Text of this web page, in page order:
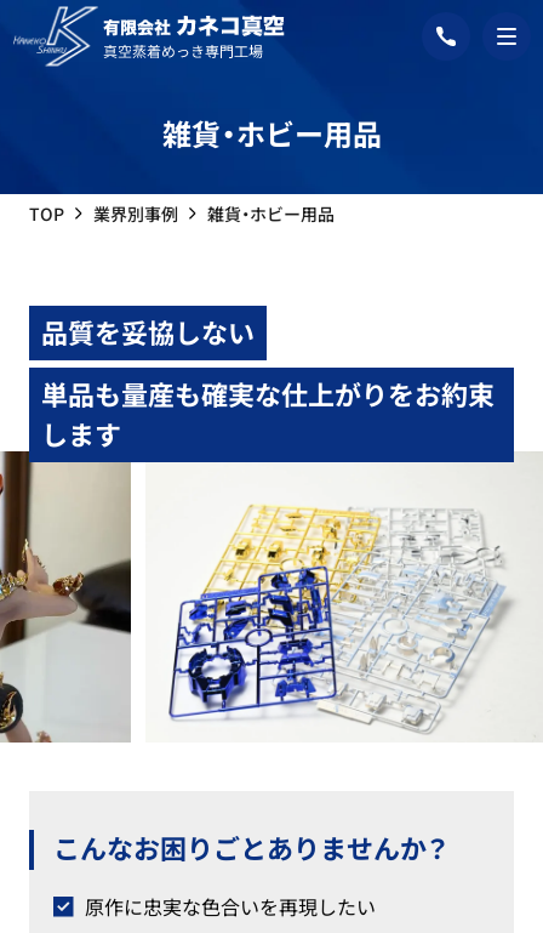
雑貨・ホビー用品
TOP 業界別事例 雑貨・ホビー用品
品質を妥協しない
単品も量産も確実な仕上がりをお約束
します
こんなお困りごとありませんか？
原作に忠実な色合いを再現したい